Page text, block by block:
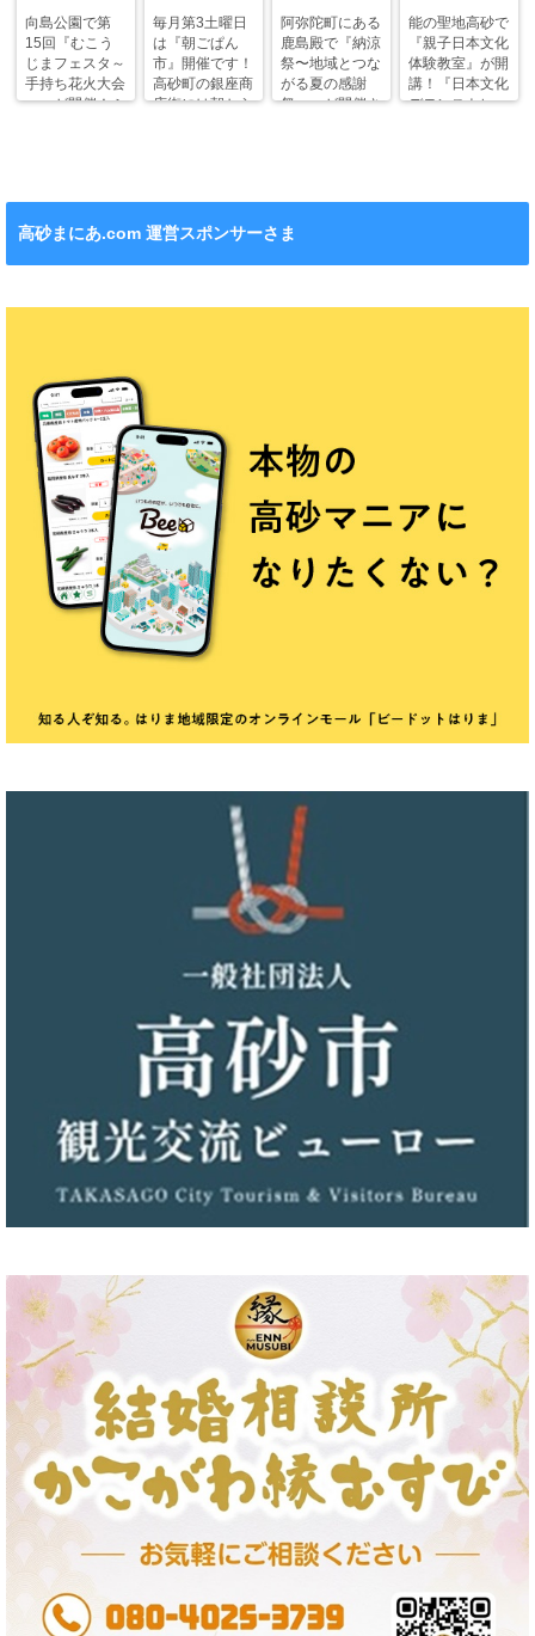
向島公園で第
15回『むこう
じまフェスタ～
手持ち花火大会
～』が開催！ふ
毎月第3土曜日
は『朝ごぱん
市』開催です！
高砂町の銀座商
店街には朝から
阿弥陀町にある
鹿島殿で『納涼
祭〜地域とつな
がる夏の感謝
祭〜』が開催さ
能の聖地高砂で
『親子日本文化
体験教室』が開
講！『日本文化
デモンストレー
高砂まにあ.com 運営スポンサーさま